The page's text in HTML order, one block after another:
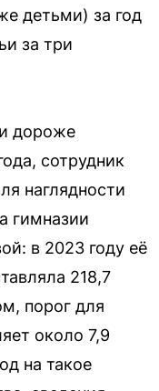
детьми) за год
за три
дороже
сотрудник
наглядности
гимназии
в 2023 году её
218,7
порог для
около 7,9
на такое